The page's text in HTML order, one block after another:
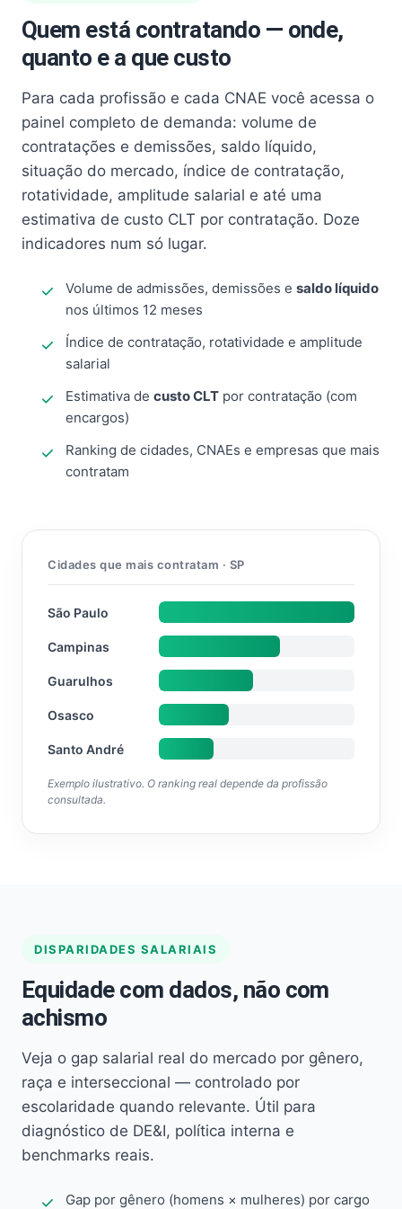
Quem está contratando — onde,
quanto e a que custo
Para cada profissão e cada CNAE você acessa o
painel completo de demanda: volume de
contratações e demissões, saldo líquido,
situação do mercado, índice de contratação,
rotatividade, amplitude salarial e até uma
estimativa de custo CLT por contratação. Doze
indicadores num só lugar.
Volume de admissões, demissões e saldo líquido
nos últimos 12 meses
Índice de contratação, rotatividade e amplitude
salarial
Estimativa de custo CLT por contratação (com
encargos)
Ranking de cidades, CNAEs e empresas que mais
contratam
Cidades que mais contratam · SP
São Paulo
Campinas
Guarulhos
Osasco
Santo André
Exemplo ilustrativo. O ranking real depende da profissão
consultada.
DISPARIDADES SALARIAIS
Equidade com dados, não com
achismo
Veja o gap salarial real do mercado por gênero,
raça e interseccional — controlado por
escolaridade quando relevante. Útil para
diagnóstico de DE&I, política interna e
benchmarks reais.
Gap por gênero (homens × mulheres) por cargo